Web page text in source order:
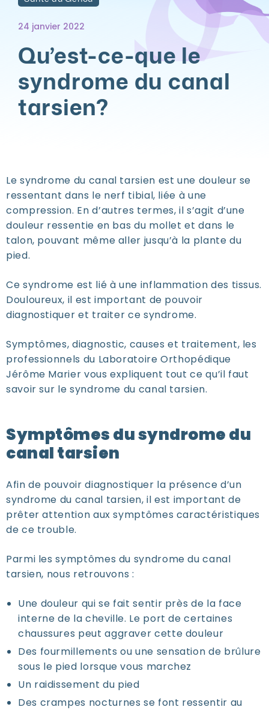
24 janvier 2022
Qu’est-ce-que le
syndrome du canal
tarsien?
Le syndrome du canal tarsien est une douleur se
ressentant dans le nerf tibial, liée à une
compression. En d’autres termes, il s’agit d’une
douleur ressentie en bas du mollet et dans le
talon, pouvant même aller jusqu’à la plante du
pied.
Ce syndrome est lié à une inflammation des tissus.
Douloureux, il est important de pouvoir
diagnostiquer et traiter ce syndrome.
Symptômes, diagnostic, causes et traitement, les
professionnels du Laboratoire Orthopédique
Jérôme Marier vous expliquent tout ce qu’il faut
savoir sur le syndrome du canal tarsien.
Symptômes du syndrome du
canal tarsien
Afin de pouvoir diagnostiquer la présence d’un
syndrome du canal tarsien, il est important de
prêter attention aux symptômes caractéristiques
de ce trouble.
Parmi les symptômes du syndrome du canal
tarsien, nous retrouvons :
Une douleur qui se fait sentir près de la face
interne de la cheville. Le port de certaines
chaussures peut aggraver cette douleur
Des fourmillements ou une sensation de brûlure
sous le pied lorsque vous marchez
Un raidissement du pied
Des crampes nocturnes se font ressentir au